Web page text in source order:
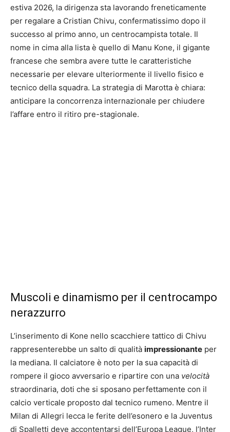
estiva 2026, la dirigenza sta lavorando freneticamente
per regalare a Cristian Chivu, confermatissimo dopo il
successo al primo anno, un centrocampista totale. Il
nome in cima alla lista è quello di Manu Kone, il gigante
francese che sembra avere tutte le caratteristiche
necessarie per elevare ulteriormente il livello fisico e
tecnico della squadra. La strategia di Marotta è chiara:
anticipare la concorrenza internazionale per chiudere
l’affare entro il ritiro pre-stagionale.
Muscoli e dinamismo per il centrocampo
nerazzurro
L’inserimento di Kone nello scacchiere tattico di Chivu
rappresenterebbe un salto di qualità impressionante per
la mediana. Il calciatore è noto per la sua capacità di
rompere il gioco avversario e ripartire con una velocità
straordinaria, doti che si sposano perfettamente con il
calcio verticale proposto dal tecnico rumeno. Mentre il
Milan di Allegri lecca le ferite dell’esonero e la Juventus
di Spalletti deve accontentarsi dell’Europa League, l’Inter